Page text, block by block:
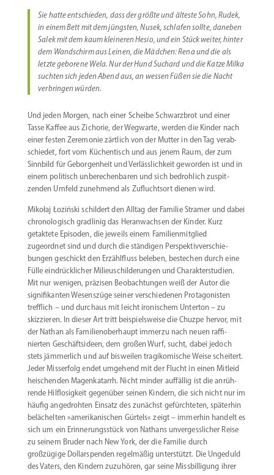
Sie hatte entschieden, dass der größte und älteste Sohn, Rudek,
in einem Bett mit dem jüngsten, Nusek, schlafen sollte, daneben
Salek mit dem kaum kleineren Hesio, und ein Stück weiter, hinter
dem Wandschirm aus Leinen, die Mädchen: Rena und die als
letzte geborene Wela. Nur der Hund Suchard und die Katze Milka
suchten sich jeden Abend aus, an wessen Füßen sie die Nacht
verbringen würden.
Und jeden Morgen, nach einer Scheibe Schwarzbrot und einer
Tasse Kaffee aus Zichorie, der Wegwarte, werden die Kinder nach
einer festen Zeremonie zärtlich von der Mutter in den Tag verab­
schiedet, fort vom Küchen­tisch und aus jenem Raum, der zum
Sinnbild für Gebor­genheit und Verläss­lichkeit geworden ist und in
einem politisch unbere­chen­baren und sich bedrohlich zuspit­
zenden Umfeld zunehmend als Zufluchtsort dienen wird.
Mikołaj Łoziński schildert den Alltag der Familie Stramer und dabei
chrono­lo­gisch gradlinig das Heran­wachsen der Kinder. Kurz
getaktete Episoden, die jeweils einem Famili­en­mit­glied
zugeordnet sind und durch die ständigen Perspek­tiv­ver­schie­
bungen geschickt den Erzähl­fluss beleben, bestechen durch eine
Fülle eindrück­licher Milieu­schil­de­rungen und Charak­ter­studien.
Mit nur wenigen, präzisen Beobach­tungen weiß der Autor die
signi­fi­kanten Wesenszüge seiner verschie­denen Protago­nisten
trefflich – und durchaus mit leicht ironi­schem Unterton – zu
skizzieren. In dieser Art tritt beispiels­weise die Chuzpe hervor, mit
der Nathan als Famili­en­ober­haupt immerzu nach neuen raffi­
nierten Geschäfts­ideen, dem großen Wurf, sucht, dabei jedoch
stets jämmerlich und auf bisweilen tragi­ko­mische Weise scheitert.
Jeder Misserfolg endet umgehend mit der Flucht in einen Mitleid
heischenden Magen­ka­tarrh. Nicht minder auffällig ist die anrüh­
rende Hilflo­sigkeit gegenüber seinen Kindern, die sich nicht nur im
häufig angedrohten Einsatz des zunächst gefürch­teten, späterhin
belächelten »ameri­ka­ni­schen Gürtels« zeigt – immerhin handelt es
sich um ein Erinne­rungs­stück von Nathans unver­gess­licher Reise
zu seinem Bruder nach New York, der die Familie durch
großzügige Dollar­spenden regel­mäßig unter­stützt. Die Ungeduld
des Vaters, den Kindern zuzuhören, gar seine Missbil­ligung ihrer